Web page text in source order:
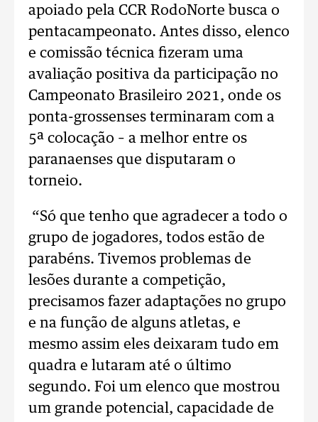
apoiado pela CCR RodoNorte busca o
pentacampeonato. Antes disso, elenco
e comissão técnica fizeram uma
avaliação positiva da participação no
Campeonato Brasileiro 2021, onde os
ponta-grossenses terminaram com a
5ª colocação – a melhor entre os
paranaenses que disputaram o
torneio.
“Só que tenho que agradecer a todo o
grupo de jogadores, todos estão de
parabéns. Tivemos problemas de
lesões durante a competição,
precisamos fazer adaptações no grupo
e na função de alguns atletas, e
mesmo assim eles deixaram tudo em
quadra e lutaram até o último
segundo. Foi um elenco que mostrou
um grande potencial, capacidade de